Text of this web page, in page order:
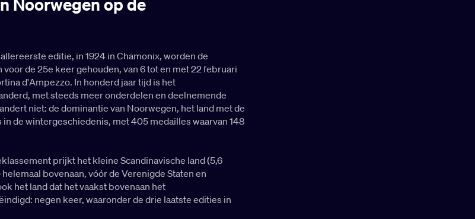
Noorwegen op de
editie, in 1924 in Chamonix, worden de
de 25e keer gehouden, van 6 tot en met 22 februari
d'Ampezzo. In honderd jaar tijd is het
met steeds meer onderdelen en deelnemende
niet: de dominantie van Noorwegen, het land met de
de wintergeschiedenis, met 405 medailles waarvan 148
prijkt het kleine Scandinavische land (5,6
bovenaan, vóór de Verenigde Staten en
het land dat het vaakst bovenaan het
negen keer, waaronder de drie laatste edities in